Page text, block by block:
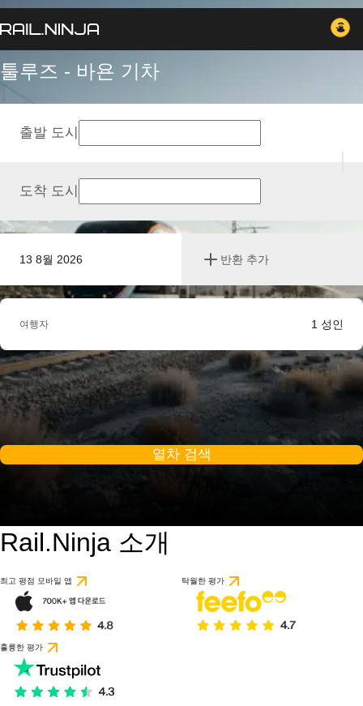
툴루즈 - 바욘 기차
13 8월 2026 반환 추가
출발 도시
도착 도시
여행자 1 성인
열차 검색
Rail.Ninja 소개
최고 평점 모바일 앱 탁월한 평가
훌륭한 평가